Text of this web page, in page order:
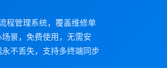
程管理系统，覆盖维修单
景，免费使用，无需安
不丢失，支持多终端同步